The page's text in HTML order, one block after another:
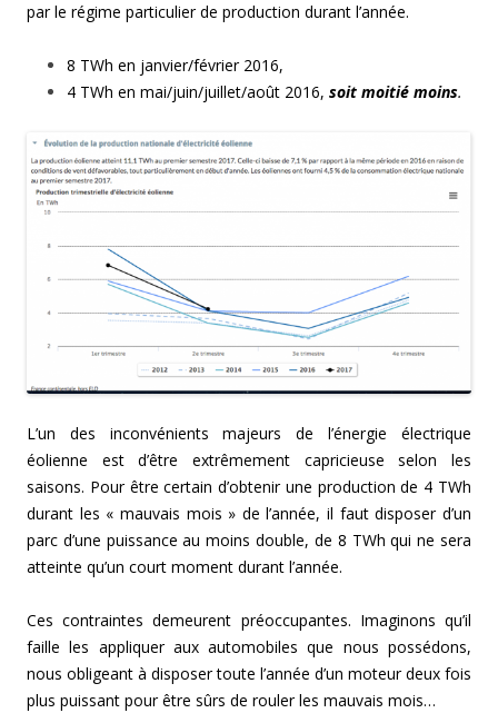
par le régime particulier de production durant l’année.
8 TWh en janvier/février 2016,
4 TWh en mai/juin/juillet/août 2016, soit moitié moins.
L’un des inconvénients majeurs de l’énergie électrique
éolienne est d’être extrêmement capricieuse selon les
saisons. Pour être certain d’obtenir une production de 4 TWh
durant les « mauvais mois » de l’année, il faut disposer d’un
parc d’une puissance au moins double, de 8 TWh qui ne sera
atteinte qu’un court moment durant l’année.
Ces contraintes demeurent préoccupantes. Imaginons qu’il
faille les appliquer aux automobiles que nous possédons,
nous obligeant à disposer toute l’année d’un moteur deux fois
plus puissant pour être sûrs de rouler les mauvais mois…